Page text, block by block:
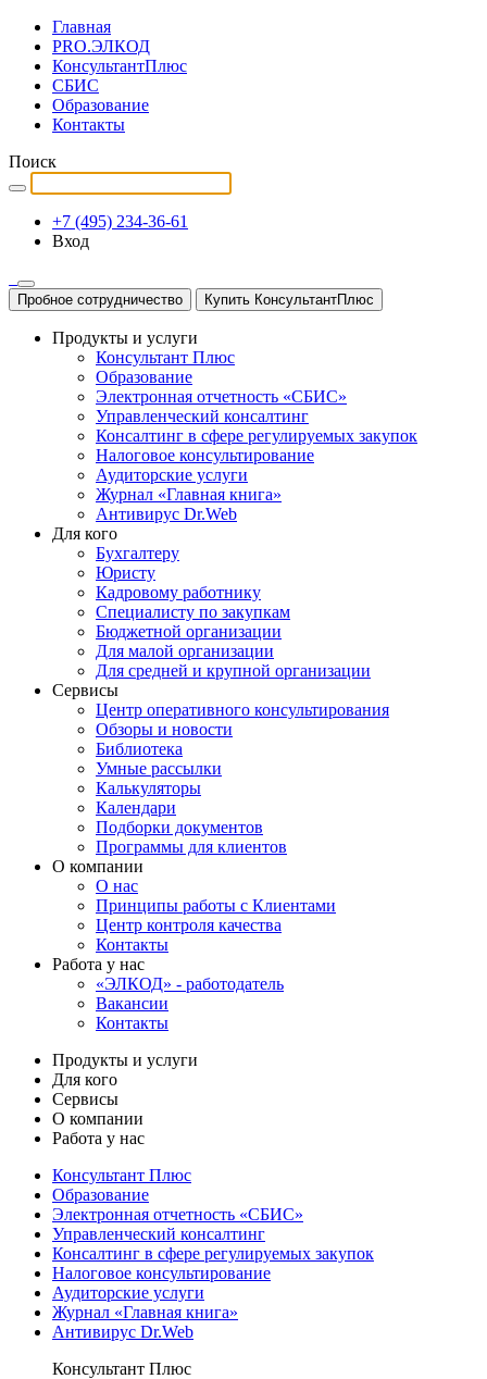
Главная
PRO.ЭЛКОД
КонсультантПлюс
СБИС
Образование
Контакты
Поиск
+7 (495) 234-36-61
Вход
Пробное сотрудничество Купить КонсультантПлюс
Продукты и услуги
Консультант Плюс
Образование
Электронная отчетность «СБИС»
Управленческий консалтинг
Консалтинг в сфере регулируемых закупок
Налоговое консультирование
Аудиторские услуги
Журнал «Главная книга»
Антивирус Dr.Web
Для кого
Бухгалтеру
Юристу
Кадровому работнику
Специалисту по закупкам
Бюджетной организации
Для малой организации
Для средней и крупной организации
Сервисы
Центр оперативного консультирования
Обзоры и новости
Библиотека
Умные рассылки
Калькуляторы
Календари
Подборки документов
Программы для клиентов
О компании
О нас
Принципы работы с Клиентами
Центр контроля качества
Контакты
Работа у нас
«ЭЛКОД» - работодатель
Вакансии
Контакты
Продукты и услуги
Для кого
Сервисы
О компании
Работа у нас
Консультант Плюс
Образование
Электронная отчетность «СБИС»
Управленческий консалтинг
Консалтинг в сфере регулируемых закупок
Налоговое консультирование
Аудиторские услуги
Журнал «Главная книга»
Антивирус Dr.Web
Консультант Плюс